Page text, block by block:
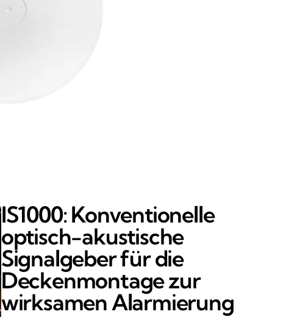
IS1000: Konventionelle
optisch-akustische
Signalgeber für die
Deckenmontage zur
wirksamen Alarmierung